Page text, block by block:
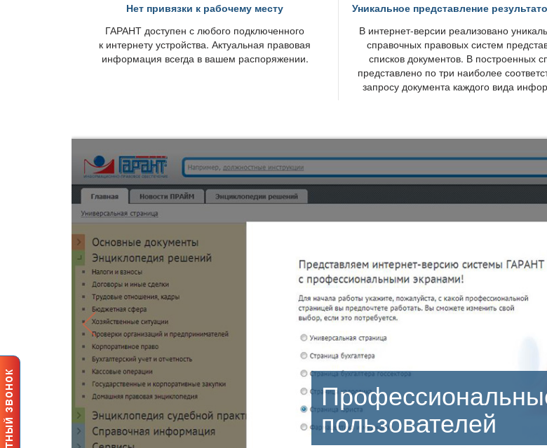
Нет привязки к рабочему месту
ГАРАНТ доступен с любого подключенного
к интернету устройства. Актуальная правовая
информация всегда в вашем распоряжении.
Уникальное представление
интернет-версии реализовано
справочных правовых систем
списков документов. В построенных
представлено по три наиболее
запросу документа каждого вида
Профессиональные
пользователей